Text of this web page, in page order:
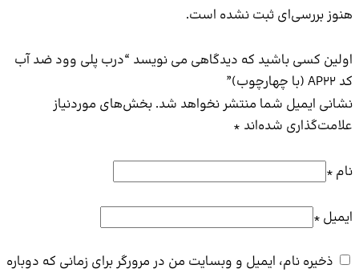
ثبت نشده است.
باشید که دیدگاهی می نویسد “درب پلی وود ضد آب
شما منتشر نخواهد شد.بخش‌های موردنیاز
شده‌اند*
ایمیل و وبسایت من در مرورگر برای زمانی که دوباره